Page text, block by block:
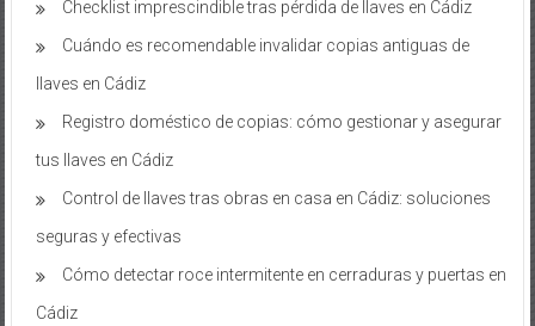
Checklist imprescindible tras pérdida de llaves en Cádiz
Cuándo es recomendable invalidar copias antiguas de
llaves en Cádiz
Registro doméstico de copias: cómo gestionar y asegurar
tus llaves en Cádiz
Control de llaves tras obras en casa en Cádiz: soluciones
seguras y efectivas
Cómo detectar roce intermitente en cerraduras y puertas en
Cádiz